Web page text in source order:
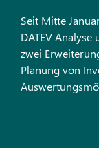
Seit Mitte
DATEV
zwei
Planung von